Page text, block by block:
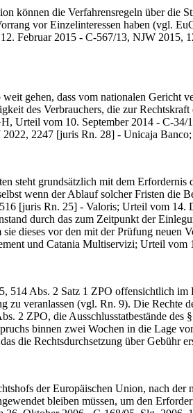
die Verfahrensregeln über die
vor Einzelinteressen haben (vgl.
Februar 2015 - C-567/13, NJW
gehen, dass vom nationalen Gericht
des Verbrauchers, die zur
Urteil vom 10. September 2014 - C-
2247 [juris Rn. 28] - Unicaja
grundsätzlich mit dem
wenn der Ablauf solcher Fristen die
[juris Rn. 25] - Valoris; Urteil vom
durch das zum Zeitpunkt der
dieses vor den mit der Prüfung
und Catania Multiservizi; Urteil
Abs. 2 Satz 1 ZPO offensichtlich im
zu veranlassen (vgl. Rn. 9). Die
2 ZPO, die Ausschlusstatbestände
binnen zwei Wochen in die Lage
die Rechtsdurchsetzung über Gebühr
der Europäischen Union, nach der
bleiben müssen, um den